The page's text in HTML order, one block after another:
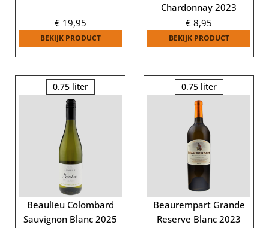
€19,95
BEKIJK PRODUCT
Chardonnay 2023
€ 8,95
BEKIJK PRODUCT
0.75 liter
Beaulieu Colombard
Sauvignon Blanc 2025
0.75 liter
Beaurempart Grande
Reserve Blanc 2023